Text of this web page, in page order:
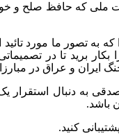
که حافظ صلح و
که به تصور ما مورد
بکار برید تا در
ایران و عراق در
به دنبال
باشد.
کنید.